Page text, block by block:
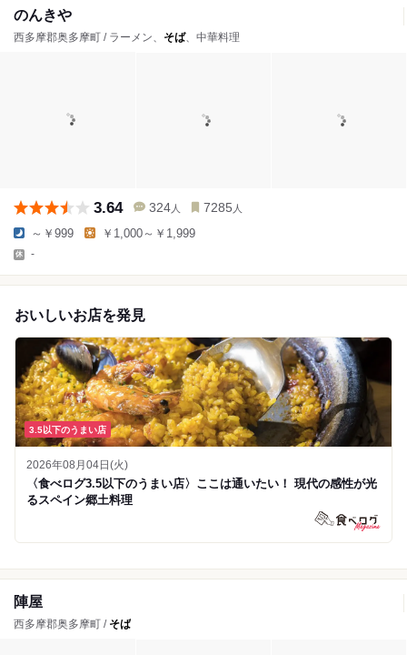
のんきや
西多摩郡奥多摩町 / ラーメン、 そば、中華料理
3.64 324 人 7285 人
～￥999 ￥1,000～￥1,999
-
おいしいお店を発見
3.5以下のうまい店
2026年08月04日(火)
〈食べログ3.5以下のうまい店〉ここは通いたい！ 現代の感性が光
るスペイン郷土料理
陣屋
西多摩郡奥多摩町 / そば